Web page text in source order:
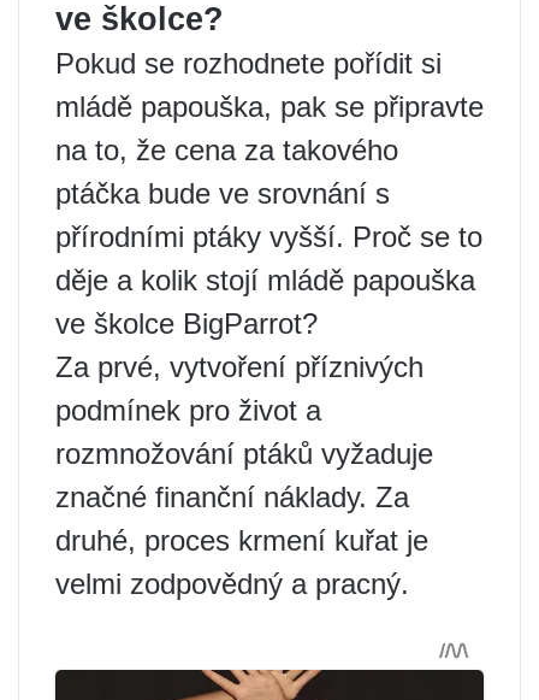
ve školce?
Pokud se rozhodnete pořídit si
mládě papouška, pak se připravte
na to, že cena za takového
ptáčka bude ve srovnání s
přírodními ptáky vyšší. Proč se to
děje a kolik stojí mládě papouška
ve školce BigParrot?
Za prvé, vytvoření příznivých
podmínek pro život a
rozmnožování ptáků vyžaduje
značné finanční náklady. Za
druhé, proces krmení kuřat je
velmi zodpovědný a pracný.